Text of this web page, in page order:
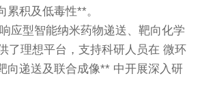
累积及低毒性**。
应型智能纳米药物递送、靶向化学
了理想平台，支持科研人员在 微环
向递送及联合成像** 中开展深入研